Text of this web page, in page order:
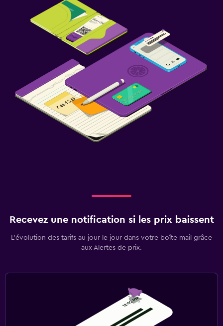
Recevez une notification si les prix baissent
L’évolution des tarifs au jour le jour dans votre boîte mail grâce
aux Alertes de prix.